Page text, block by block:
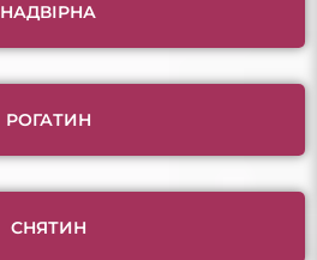
НАДВІРНА
РОГАТИН
СНЯТИН